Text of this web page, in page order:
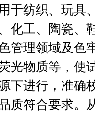
于纺织、玩具
化工、陶瓷、
管理领域及色
光物质等，使
下进行，准确
质符合要求。